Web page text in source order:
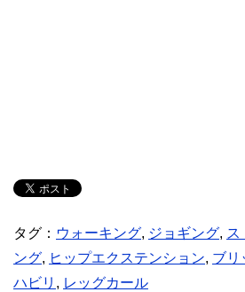
タグ： ウォーキング, ジョギング, ス
ング, ヒップエクステンション, ブリ
ハビリ , レッグカール